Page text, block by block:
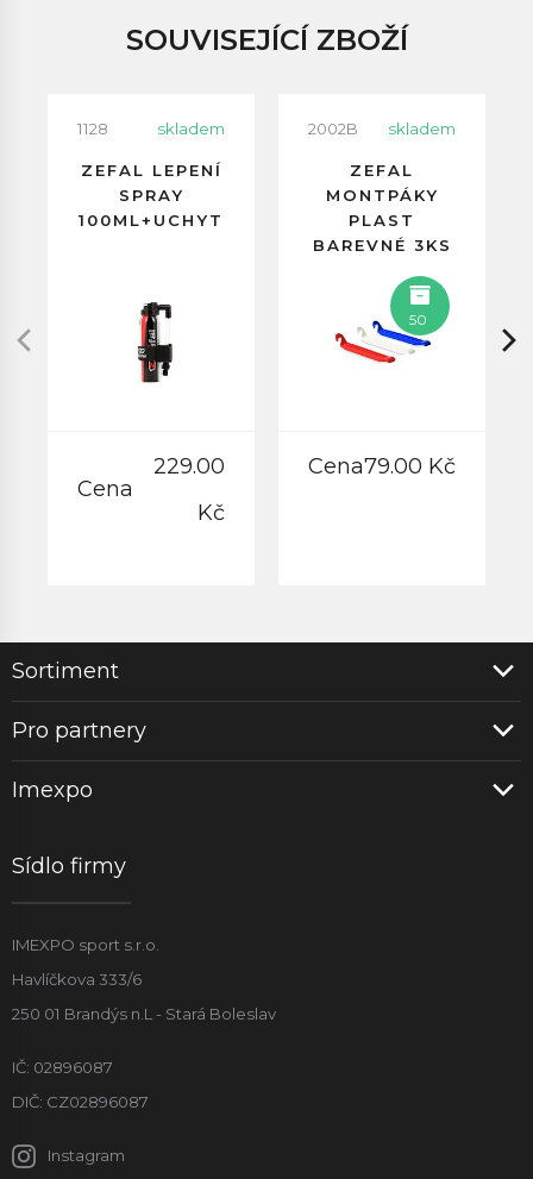
SOUVISEJÍCÍ ZBOŽÍ
1128 skladem
ZEFAL LEPENÍ
SPRAY
100ML+UCHYT
Cena
229.00
Kč
2002B skladem
ZEFAL
MONTPÁKY
PLAST
BAREVNÉ 3KS
50
Cena79.00 Kč
Sortiment
Pro partnery
Imexpo
Sídlo firmy
IMEXPO sport s.r.o.
Havlíčkova 333/6
250 01 Brandýs n.L - Stará Boleslav
IČ: 02896087
DIČ: CZ02896087
Instagram